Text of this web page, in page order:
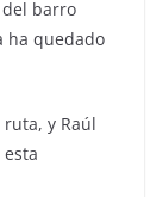
barro
ha quedado
y Raúl